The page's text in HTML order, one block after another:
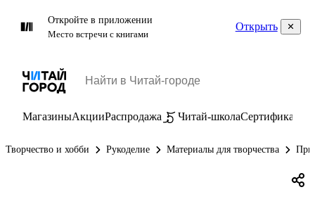
Откройте в приложении
Место встречи с книгами
Открыть
МагазиныАкцииРаспродажа Читай-школаСертификаты
Творчество и хобби Рукоделие Материалы для творчества